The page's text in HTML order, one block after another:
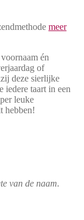
meer
én
of
deze sierlijke
iedere taart in een
leuke
hebben!
van de naam.